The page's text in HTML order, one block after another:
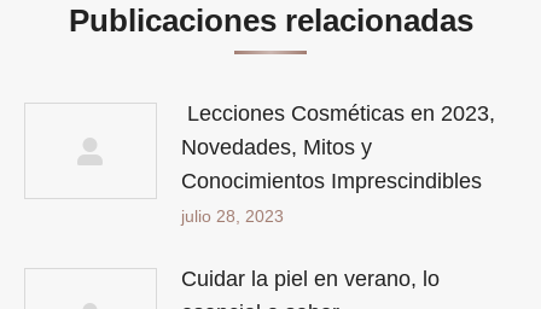
Publicaciones relacionadas
Lecciones Cosméticas en 2023,
Novedades, Mitos y
Conocimientos Imprescindibles
julio 28, 2023
Cuidar la piel en verano, lo